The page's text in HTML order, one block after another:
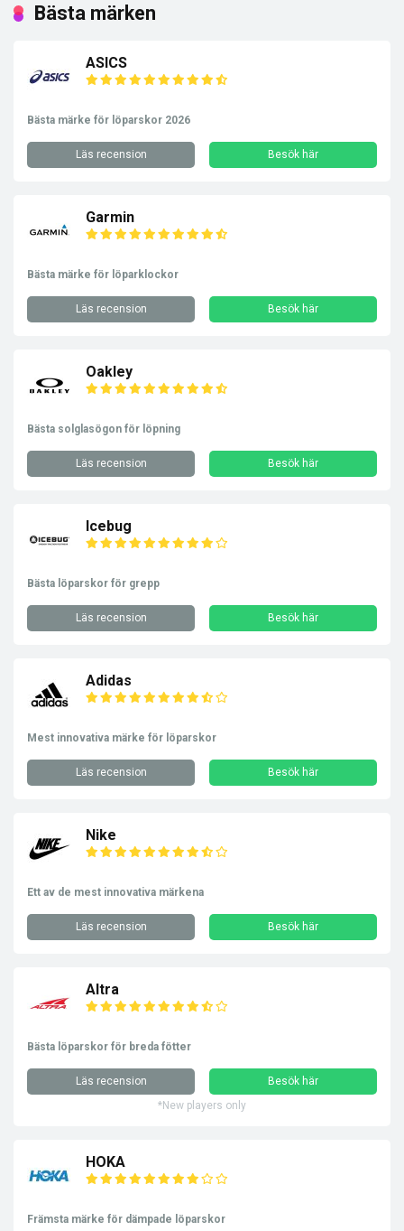
Bästa märken
ASICS
Bästa märke för löparskor 2026
Läs recension Besök här
Garmin
Bästa märke för löparklockor
Läs recension Besök här
Oakley
Bästa solglasögon för löpning
Läs recension Besök här
Icebug
Bästa löparskor för grepp
Läs recension Besök här
Adidas
Mest innovativa märke för löparskor
Läs recension Besök här
Nike
Ett av de mest innovativa märkena
Läs recension Besök här
Altra
Bästa löparskor för breda fötter
Läs recension
Besök här
*New players only
HOKA
Främsta märke för dämpade löparskor